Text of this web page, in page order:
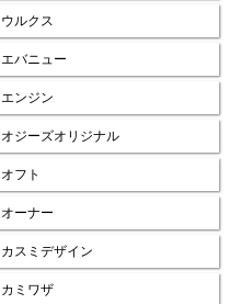
ウルクス
エバニュー
エンジン
オジーズオリジナル
オフト
オーナー
カスミデザイン
カミワザ